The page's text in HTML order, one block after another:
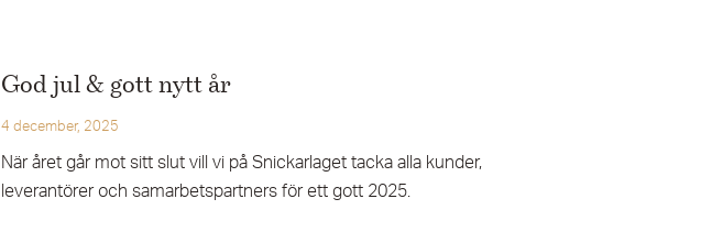
God jul & gott nytt år
4 december, 2025
När året går mot sitt slut vill vi på Snickarlaget tacka alla kunder,
leverantörer och samarbetspartners för ett gott 2025.